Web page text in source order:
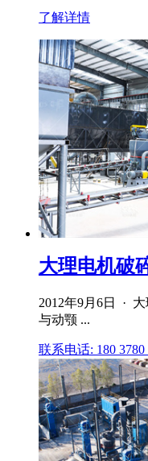
了解详情
大理电机破
2012年9月6日 ·
与动颚 ...
联系电话: 180 3780